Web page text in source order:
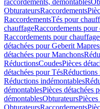
raccordements, démontables
ObturateursRaccordements
RaccordementsTés pour
chauffageRaccordements pour
Raccordements pour chauffage
détachées pour Geberit
détachées pour Manchons
RéductionsCoudesPièces
détachées pour TésRéductions
Réductions indémontables
démontablesPièces détachées
démontablesObturateurs
ObturateursRaccordements